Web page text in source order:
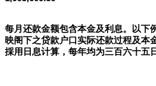
每月还款金额包含本金及利息。以下
映阁下之贷款户口实际还款过程及本
採用日息计算，每年均为三百六十五